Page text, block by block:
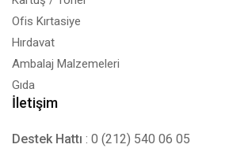
Ofis Kırtasiye
Hırdavat
Ambalaj Malzemeleri
Gıda
İletişim
Destek Hattı : 0 (212) 540 06 05